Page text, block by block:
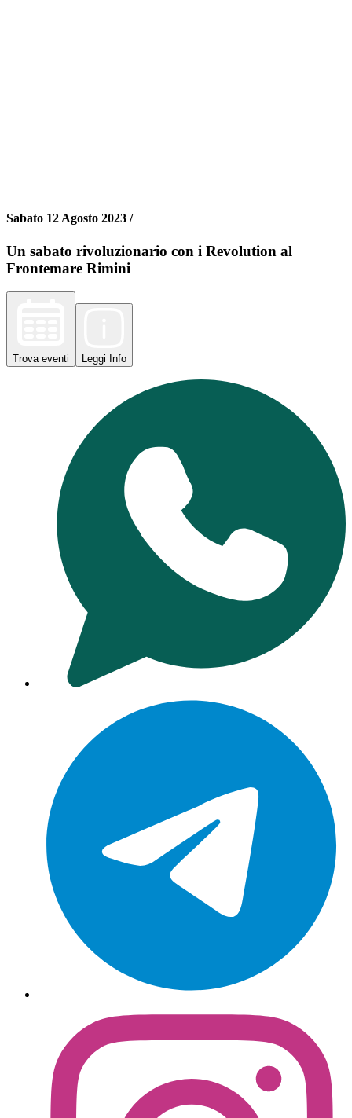
Sabato 12 Agosto 2023 /
Un sabato rivoluzionario con i Revolution al
Frontemare Rimini
Trova eventi Leggi Info